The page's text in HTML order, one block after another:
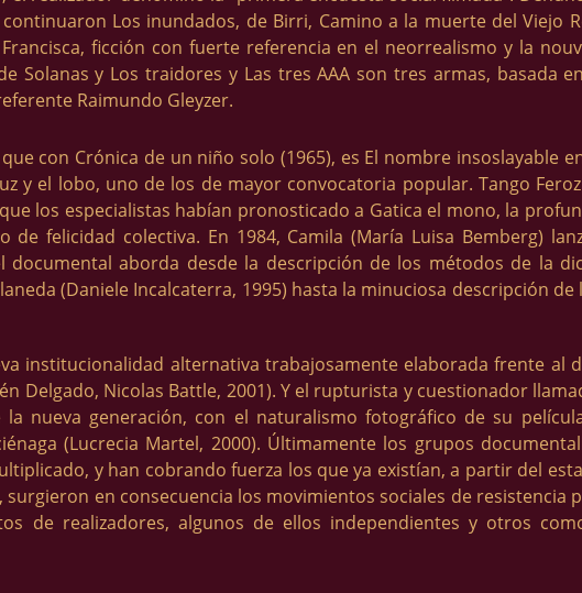
Los inundados, de Birri, Camino a la muerte del Viejo
ficción con fuerte referencia en el neorrealismo y la
Solanas y Los traidores y Las tres AAA son tres armas, basada
Raimundo Gleyzer.
con Crónica de un niño solo (1965), es El nombre insoslayable
y el lobo, uno de los de mayor convocatoria popular. Tango
los especialistas habían pronosticado a Gatica el mono, la
felicidad colectiva. En 1984, Camila (María Luisa Bemberg)
documental aborda desde la descripción de los métodos de la
(Daniele Incalcaterra, 1995) hasta la minuciosa descripción
institucionalidad alternativa trabajosamente elaborada frente al
Delgado, Nicolas Battle, 2001). Y el rupturista y cuestionador
nueva generación, con el naturalismo fotográfico de su
(Lucrecia Martel, 2000). Últimamente los grupos
y han cobrando fuerza los que ya existían, a partir del
en consecuencia los movimientos sociales de resistencia
de realizadores, algunos de ellos independientes y otros